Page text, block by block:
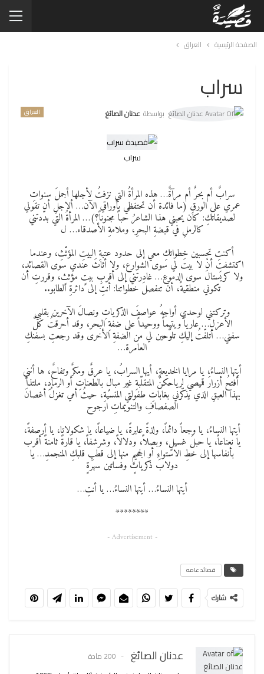
الصفحة الرئيسية العراق
سراب
العراق بواسطة عدنان الصائغ
سراب
سرابٌ أم بحرٌ أم مرآةٌ… هذه المرأةُ التي نزفتُ لأجلها أجملَ سنواتِ
عمري على الورقِ (ما فائدة أن تحتفظي بأوراقي الآن… ألاجلِ أن تقولي
لصديقاتكِ: كان يحبني هذا الشاعرُ حباً مجنوناً؟)… المرأةُ التي بدّدتني
كالرملِ في قبضةِ البحرِ، وملامةِ الأصدقاء… ل
أكنتِ تحسبين خطواتكِ معي إلى حدود عتبةِ البيتِ المؤثّثِ، وعندما
اكتشفتِ أنْ لا بيتَ لي سوى الشوارع، ولا أثاثَ عندي سوى القصائدِ،
ولا كريستالَ سوى الدموعِ… غادرتني إلى أقربِ بيتٍ مؤثثٍ، وقررتِ أن
تكوني منطقيةً، أن تنفصلَ خطواتنا: أنتِ إلى دائرةِ الطابو..
وتركتني لوحدي أواجهُ عواصفَ الذكرياتِ ونصالَ الآخرين بقلبي
الأعزلِ… عارياً ويتيماً ووحيداً على ضفةِ البحر، وقد أحرقتُ كلَّ
سفني… أتلفّتُ إليكِ تلوّحين لي من الضفةِ الأخرى وقد رجعتِ بسفنكِ
العامرة…
أيتها النساءُ، يا مرايا الخديعةِ، أيها السرابُ، يا عرقٌ ومكرٌ وتفاحٌ، ها أنني
أفتحُ أزرارَ قميصي لرياحكنَّ المتقلّبةِ غير مبالٍ بالطعناتِ أو الرمادِ، ملتذاً
بهذا العبقِ الذي يذكّرني بغاباتِ طفولتي المنسيةِ، حيثُ أمي تغزلُ أغصانَ
الصفصافِ والتنويماتِ ارجوح
أيتها النساءُ، يا وجعاً دائماً، ولذةً عابرةً، يا ضياعاً، يا شكولاتا، يا أرصفةً،
يا نعناعاً، يا حبلَ غسيلٍ، وبصلاً، ودلالاً، وشرشفاً، يا قارةً ثامنةً أقرب
بأنفاسها إلى خطِ الاستواءِ أو الجحيمِ منها إلى قطبِ قلبكِ المنجمدِ… يا
دولابَ ذكرياتٍ وفساتين سهرةٍ
أيتها النساءُ… أيتها النساءُ… يا أنتِ…
********
- Advertisement -
قصائد عامه
شارك
عدنان الصائغ 200 مادة